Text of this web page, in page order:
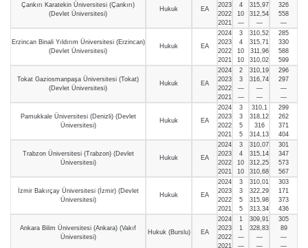
Çankırı Karatekin Üniversitesi (Çankırı)
(Devlet Üniversitesi)
Hukuk EA
2023
2022
2021
4
10
—
315,97
312,54
—
326
558
—
Erzincan Binali Yıldırım Üniversitesi (Erzincan)
(Devlet Üniversitesi)
Hukuk EA
2024
2023
2022
2021
3
4
10
10
310,52
315,71
311,96
310,02
285
330
588
599
Tokat Gaziosmanpaşa Üniversitesi (Tokat)
(Devlet Üniversitesi)
Hukuk EA
2024
2023
2022
2021
2
3
—
—
310,19
316,74
—
—
296
297
—
—
Pamukkale Üniversitesi (Denizli) (Devlet
Üniversitesi)
Hukuk EA
2024
2023
2022
2021
3
3
5
5
310,1
318,12
316
314,13
299
262
371
404
Trabzon Üniversitesi (Trabzon) (Devlet
Üniversitesi)
Hukuk EA
2024
2023
2022
2021
3
4
10
10
310,07
315,14
312,25
310,68
301
347
573
567
İzmir Bakırçay Üniversitesi (İzmir) (Devlet
Üniversitesi)
Hukuk EA
2024
2023
2022
2021
3
3
5
5
310,01
322,29
315,98
313,34
303
171
373
436
Ankara Bilim Üniversitesi (Ankara) (Vakıf
Üniversitesi)
Hukuk (Burslu) EA
2024
2023
2022
2021
1
1
—
—
309,91
328,83
—
—
305
89
—
—